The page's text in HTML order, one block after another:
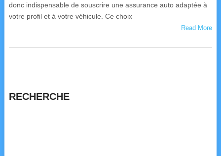
donc indispensable de souscrire une assurance auto adaptée à
votre profil et à votre véhicule. Ce choix
Read More
RECHERCHE